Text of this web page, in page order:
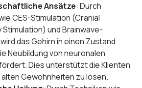
Ansätze: Durch
CES-Stimulation (Cranial
und Brainwave-
das Gehirn in einen Zustand
Neubildung von neuronalen
Dies unterstützt die Klienten
Gewohnheiten zu lösen.